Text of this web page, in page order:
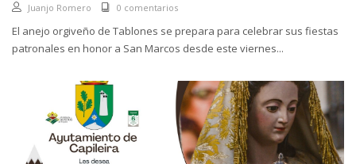
Juanjo Romero 0 comentarios
El anejo orgiveño de Tablones se prepara para celebrar sus fiestas
patronales en honor a San Marcos desde este viernes...